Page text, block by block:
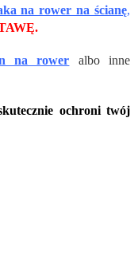
na rower na ścianę,
na rower albo inne
ochroni twój